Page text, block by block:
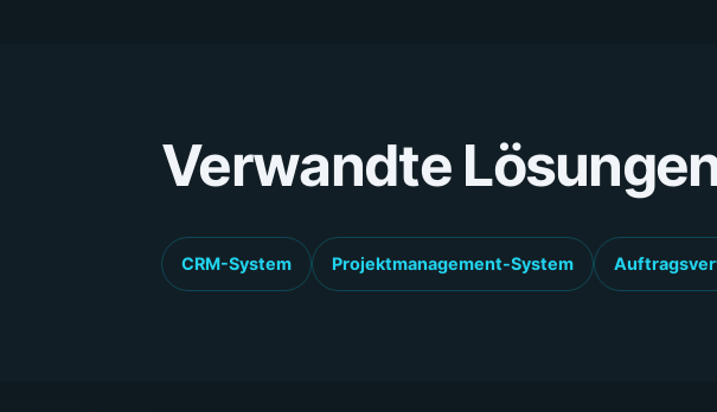
Verwandte
CRM-System Projektmanagement-System